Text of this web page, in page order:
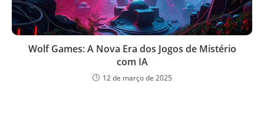
Wolf Games: A Nova Era dos Jogos de Mistério
com IA
12 de março de 2025